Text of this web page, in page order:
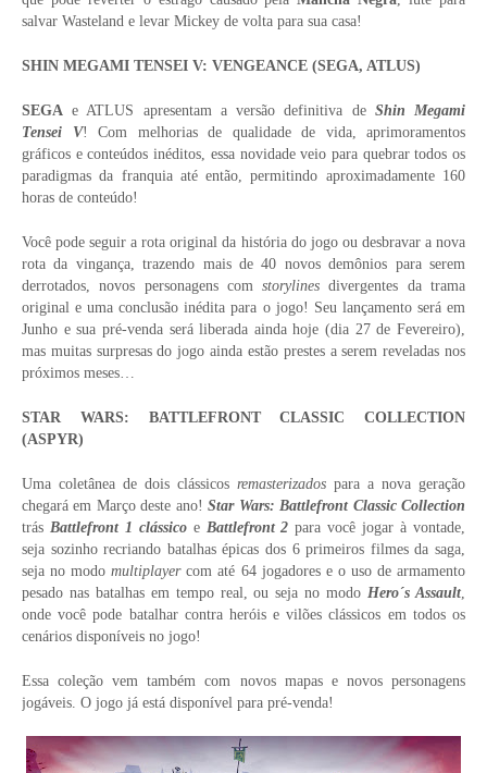
salvar Wasteland e levar Mickey de volta para sua casa!
SHIN MEGAMI TENSEI V: VENGEANCE (SEGA, ATLUS)
SEGA e ATLUS apresentam a versão definitiva de Shin Megami
Tensei V! Com melhorias de qualidade de vida, aprimoramentos
gráficos e conteúdos inéditos, essa novidade veio para quebrar todos os
paradigmas da franquia até então, permitindo aproximadamente 160
horas de conteúdo!
Você pode seguir a rota original da história do jogo ou desbravar a nova
rota da vingança, trazendo mais de 40 novos demônios para serem
derrotados, novos personagens comstorylines divergentes da trama
original e uma conclusão inédita para o jogo! Seu lançamento será em
Junho e sua pré-venda será liberada ainda hoje (dia 27 de Fevereiro),
mas muitas surpresas do jogo ainda estão prestes a serem reveladas nos
próximos meses…
STAR WARS: BATTLEFRONT CLASSIC COLLECTION
(ASPYR)
Uma coletânea de dois clássicos remasterizados para a nova geração
chegará em Março deste ano!Star Wars: Battlefront Classic Collection
trás Battlefront 1 clássicoe Battlefront 2 para você jogar à vontade,
seja sozinho recriando batalhas épicas dos 6 primeiros filmes da saga,
seja no modomultiplayercom até 64 jogadores e o uso de armamento
pesado nas batalhas em tempo real, ou seja no modoHero´s Assault,
onde você pode batalhar contra heróis e vilões clássicos em todos os
cenários disponíveis no jogo!
Essa coleção vem também com novos mapas e novos personagens
jogáveis. O jogo já está disponível para pré-venda!